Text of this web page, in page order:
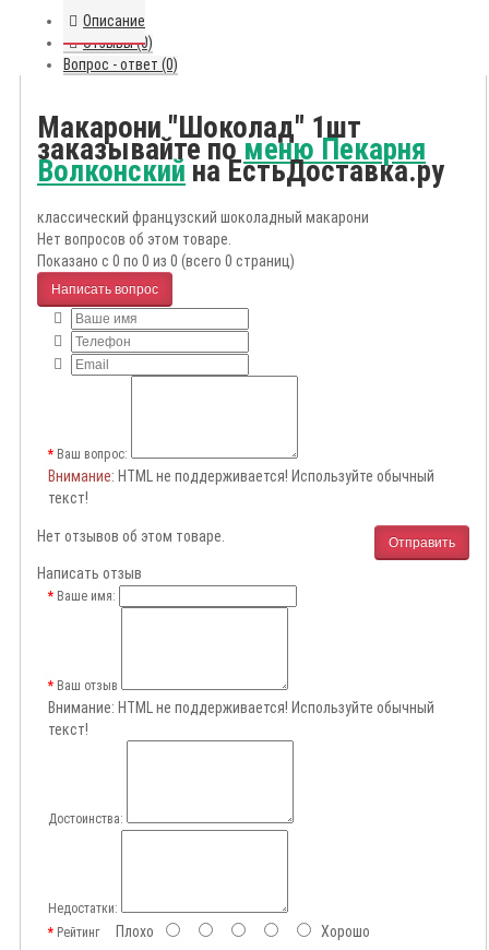
Описание
Отзывы (0)
Вопрос - ответ (0)
Макарони "Шоколад" 1шт
заказывайте поменю Пекарня
Волконскийна ЕстьДоставка.ру
классический французский шоколадный макарони
Нет вопросов об этом товаре.
Показано с 0 по 0 из 0 (всего 0 страниц)
Написать вопрос
Ваш вопрос:
Внимание: HTML не поддерживается! Используйте обычный
текст!
Отправить
Нет отзывов об этом товаре.
Написать отзыв
Ваше имя:
Ваш отзыв
Внимание: HTML не поддерживается! Используйте обычный
текст!
Достоинства:
Недостатки:
РейтингПлохо Хорошо